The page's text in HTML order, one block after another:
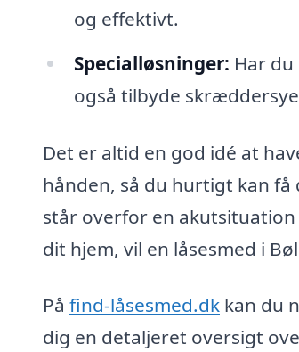
og effektivt.
Specialløsninger: Har
også tilbyde
Det er altid en god idé at
hånden, så du hurtigt kan
står overfor en
dit hjem, vil en låsesmed i
På find-låsesmed.dk kan du
dig en detaljeret oversigt